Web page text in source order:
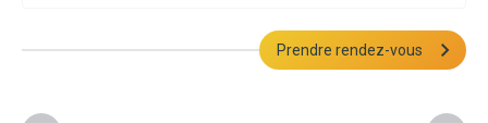
Prendre rendez-vous